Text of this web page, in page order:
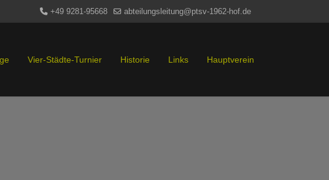
+49 9281-95668 abteilungsleitung@ptsv-1962-hof.de
Vier-Städte-Turnier Historie Links Hauptverein